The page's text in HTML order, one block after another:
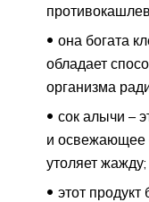
она богата
обладает
организма
сок алычи –
и освежающее
утоляет жажду;
этот продукт